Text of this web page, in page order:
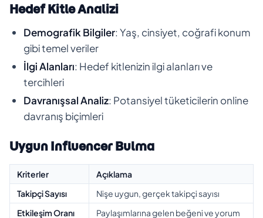
Hedef Kitle Analizi
Demografik Bilgiler: Yaş, cinsiyet, coğrafi konum
gibi temel veriler
İlgi Alanları: Hedef kitlenizin ilgi alanları ve
tercihleri
Davranışsal Analiz: Potansiyel tüketicilerin online
davranış biçimleri
Uygun Influencer Bulma
Kriterler
Açıklama
Takipçi Sayısı
Nişe uygun, gerçek takipçi sayısı
Etkileşim Oranı
Paylaşımlarına gelen beğeni ve yorum